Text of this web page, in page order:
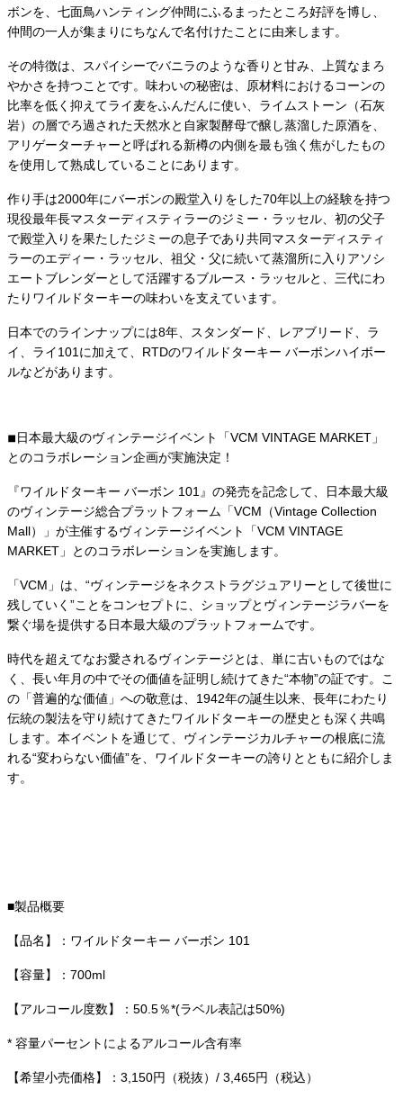
ボンを、七面鳥ハンティング仲間にふるまったところ好評を博し、
仲間の一人が集まりにちなんで名付けたことに由来します。
その特徴は、スパイシーでバニラのような香りと甘み、上質なまろ
やかさを持つことです。味わいの秘密は、原材料におけるコーンの
比率を低く抑えてライ麦をふんだんに使い、ライムストーン（石灰
岩）の層でろ過された天然水と自家製酵母で醸し蒸溜した原酒を、
アリゲーターチャーと呼ばれる新樽の内側を最も強く焦がしたもの
を使用して熟成していることにあります。
作り手は2000年にバーボンの殿堂入りをした70年以上の経験を持つ
現役最年長マスターディスティラーのジミー・ラッセル、初の父子
で殿堂入りを果たしたジミーの息子であり共同マスターディスティ
ラーのエディー・ラッセル、祖父・父に続いて蒸溜所に入りアソシ
エートブレンダーとして活躍するブルース・ラッセルと、三代にわ
たりワイルドターキーの味わいを支えています。
日本でのラインナップには8年、スタンダード、レアブリード、ラ
イ、ライ101に加えて、RTDのワイルドターキー バーボンハイボー
ルなどがあります。
◾︎日本最大級のヴィンテージイベント「VCM VINTAGE MARKET」
とのコラボレーション企画が実施決定！
『ワイルドターキー バーボン 101』の発売を記念して、日本最大級
のヴィンテージ総合プラットフォーム「VCM（Vintage Collection
Mall）」が主催するヴィンテージイベント「VCM VINTAGE
MARKET」とのコラボレーションを実施します。
「VCM」は、“ヴィンテージをネクストラグジュアリーとして後世に
残していく”ことをコンセプトに、ショップとヴィンテージラバーを
繋ぐ場を提供する日本最大級のプラットフォームです。
時代を超えてなお愛されるヴィンテージとは、単に古いものではな
く、長い年月の中でその価値を証明し続けてきた“本物”の証です。こ
の「普遍的な価値」への敬意は、1942年の誕生以来、長年にわたり
伝統の製法を守り続けてきたワイルドターキーの歴史とも深く共鳴
します。本イベントを通じて、ヴィンテージカルチャーの根底に流
れる“変わらない価値”を、ワイルドターキーの誇りとともに紹介しま
す。
■製品概要
【品名】：ワイルドターキー バーボン 101
【容量】：700ml
【アルコール度数】：50.5％*(ラベル表記は50%)
* 容量パーセントによるアルコール含有率
【希望小売価格】：3,150円（税抜）/ 3,465円（税込）